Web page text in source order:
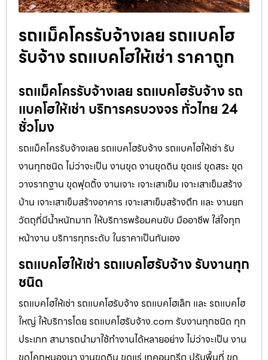
รถแม็คโครรับจ้างเลย รถแบคโฮ
รับจ้าง รถแบคโฮให้เช่า ราคาถูก
รถแม็คโครรับจ้างเลย รถแบคโฮรับจ้าง รถ
แบคโฮให้เช่า บริการครบวงจร ทั่วไทย 24
ชั่วโมง
รถแม็คโครรับจ้างเลย รถแบคโฮรับจ้าง รถแบคโฮให้เช่า รับ
งานทุกชนิด ไม่ว่าจะเป็น งานขุด งานขุดดิน ขุดแร่ ขุดสระ ขุด
วางรากฐาน ขุดฟุตติ้ง งานเจาะ เจาะเสาเข็ม เจาะเสาเข็มสร้าง
บ้าน เจาะเสาเข็มสร้างอาคาร เจาะเสาเข็มสร้างตึก และ งานยก
วัตถุที่มีน้ำหนักมาก ให้บริการพร้อมคนขับ มืออาชีพ ใส่ใจทุก
หน้างาน บริการทุกระดับ ในราคาเป็นกันเอง
รถแบคโฮให้เช่า รถแบคโฮรับจ้าง รับงานทุก
ชนิด
รถแบคโฮให้เช่า รถแบคโฮรับจ้าง รถแบคโฮเล็ก และ รถแบคโฮ
ใหญ่ ให้บริการโดย รถแบคโฮรับจ้าง.com รับงานทุกชนิด ทุก
ประเภท สามารถนำมาใช้ทำงานได้หลายอย่าง ไม่ว่าจะเป็น งาน